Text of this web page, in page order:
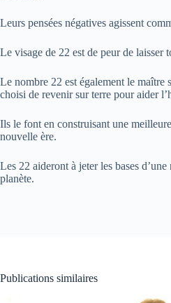
Leurs pensées négatives agissent
Le visage de 22 est de peur de laisser
Le nombre 22 est également le maître
choisi de revenir sur terre pour aider
Ils le font en construisant une
nouvelle ère.
Les 22 aideront à jeter les bases
planète.
Publications similaires